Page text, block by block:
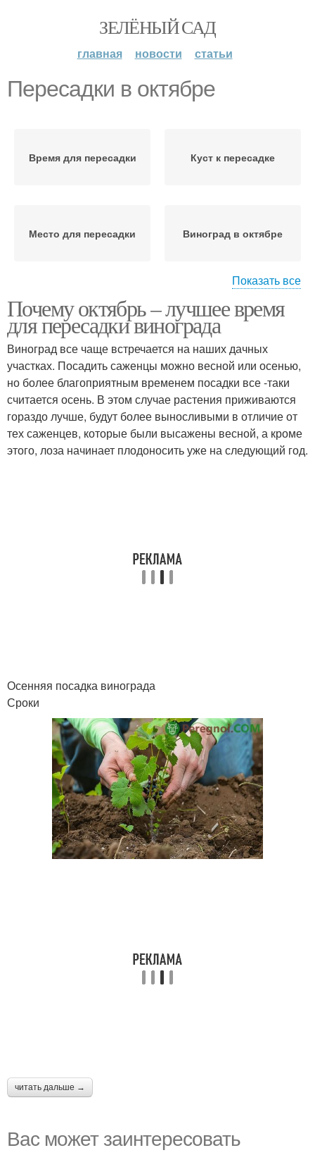
ЗЕЛЁНЫЙ САД
главная новости статьи
Пересадки в октябре
Время для пересадки Куст к пересадке
Место для пересадки Виноград в октябре
Пересадка в октябре
Показать все
Почему октябрь – лучшее время
для пересадки винограда
Виноград все чаще встречается на наших дачных
участках. Посадить саженцы можно весной или осенью,
но более благоприятным временем посадки все -таки
считается осень. В этом случае растения приживаются
гораздо лучше, будут более выносливыми в отличие от
тех саженцев, которые были высажены весной, а кроме
этого, лоза начинает плодоносить уже на следующий год.
Осенняя посадка винограда
Сроки
читать дальше →
Вас может заинтересовать